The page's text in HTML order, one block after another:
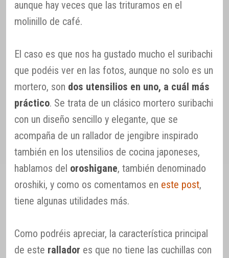
aunque hay veces que las trituramos en el
molinillo de café.
El caso es que nos ha gustado mucho el suribachi
que podéis ver en las fotos, aunque no solo es un
mortero, son dos utensilios en uno, a cuál más
práctico. Se trata de un clásico mortero suribachi
con un diseño sencillo y elegante, que se
acompaña de un rallador de jengibre inspirado
también en los utensilios de cocina japoneses,
hablamos del oroshigane, también denominado
oroshiki, y como os comentamos en este post,
tiene algunas utilidades más.
Como podréis apreciar, la característica principal
de este rallador es que no tiene las cuchillas con